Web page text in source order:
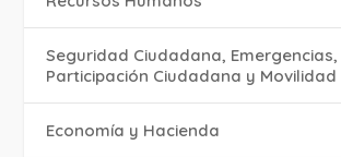
Seguridad Ciudadana, Emergencias,
Participación Ciudadana y Movilidad
Economía y Hacienda